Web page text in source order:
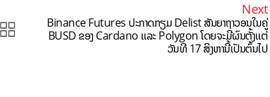
Next
Binance Futures ປະກາດກຽມ Delist ສັນຍາຖາວອນໃນຄູ່
BUSD ຂອງ Cardano ແລະ Polygon ໂດຍຈະມີຜົນຕັ້ງແຕ່
ວັນທີ 17 ສິງຫານີ້ເປັນຕົ້ນໄປ